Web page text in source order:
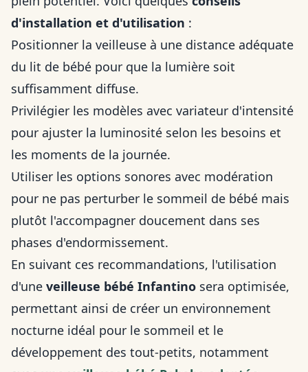
d'installation et d'utilisation :
Positionner la veilleuse à une distance adéquate
du lit de bébé pour que la lumière soit
suffisamment diffuse.
Privilégier les modèles avec variateur d'intensité
pour ajuster la luminosité selon les besoins et
les moments de la journée.
Utiliser les options sonores avec modération
pour ne pas perturber le sommeil de bébé mais
plutôt l'accompagner doucement dans ses
phases d'endormissement.
En suivant ces recommandations, l'utilisation
d'une veilleuse bébé Infantino sera optimisée,
permettant ainsi de créer un environnement
nocturne idéal pour le sommeil et le
développement des tout-petits, notamment